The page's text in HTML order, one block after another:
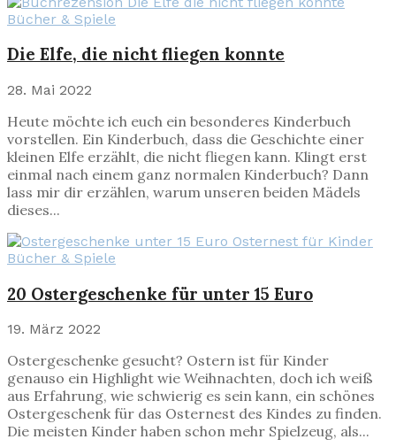
Bücher & Spiele
Die Elfe, die nicht fliegen konnte
28. Mai 2022
Heute möchte ich euch ein besonderes Kinderbuch
vorstellen. Ein Kinderbuch, dass die Geschichte einer
kleinen Elfe erzählt, die nicht fliegen kann. Klingt erst
einmal nach einem ganz normalen Kinderbuch? Dann
lass mir dir erzählen, warum unseren beiden Mädels
dieses...
Bücher & Spiele
20 Ostergeschenke für unter 15 Euro
19. März 2022
Ostergeschenke gesucht? Ostern ist für Kinder
genauso ein Highlight wie Weihnachten, doch ich weiß
aus Erfahrung, wie schwierig es sein kann, ein schönes
Ostergeschenk für das Osternest des Kindes zu finden.
Die meisten Kinder haben schon mehr Spielzeug, als...